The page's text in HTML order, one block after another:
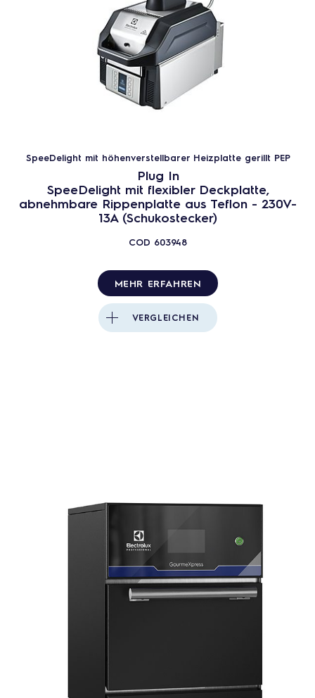
SpeeDelight mit höhenverstellbarer Heizplatte gerillt PEP
Plug In
SpeeDelight mit flexibler Deckplatte,
abnehmbare Rippenplatte aus Teflon - 230V-
13A (Schukostecker)
COD 603948
MEHR ERFAHREN
VERGLEICHEN